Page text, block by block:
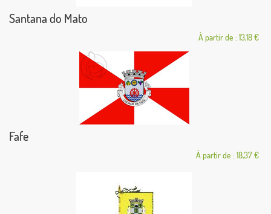
Santana do Mato
À partir de : 13,18 €
Fafe
À partir de : 18,37 €